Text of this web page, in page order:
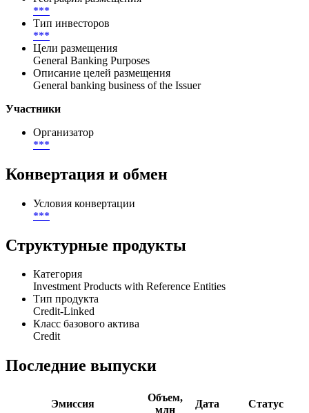
***
Тип инвесторов
***
Цели размещения
General Banking Purposes
Описание целей размещения
General banking business of the Issuer
Участники
Организатор
***
Конвертация и обмен
Условия конвертации
***
Структурные продукты
Категория
Investment Products with Reference Entities
Тип продукта
Credit-Linked
Класс базового актива
Credit
Последние выпуски
Эмиссия
Объем,
млн
Дата Статус